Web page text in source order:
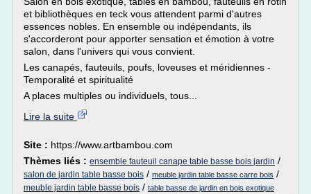
et bibliothèques en teck vous attendent parmi d'autres
essences nobles. En ensemble ou indépendants, ils
s'accorderont pour apporter sensation et émotion à votre
salon, dans l'univers qui vous convient.
Les canapés, fauteuils, poufs, loveuses et méridiennes -
Temporalité et spiritualité
A places multiples ou individuels, tous...
Lire la suite
Site : https://www.artbambou.com
Thèmes liés : ensemble fauteuil canape table basse bois jardin /
salon de jardin table basse bois / meuble jardin table basse carre bois /
meuble jardin table basse bois / table basse de jardin en bois exotique